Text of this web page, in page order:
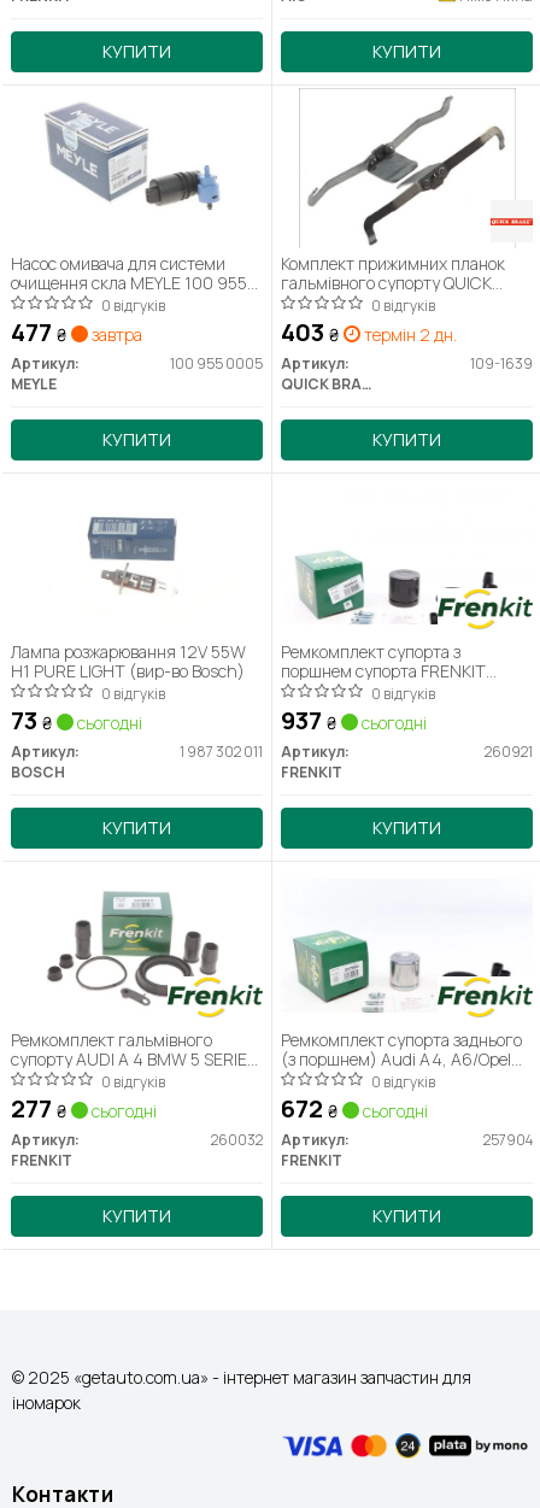
КУПИТИ КУПИТИ
Насос омивача для системи
очищення скла MEYLE 100 955
0005
0 відгуків
477 ₴ завтра
Артикул:
100 955 0005
MEYLE
КУПИТИ
Комплект прижимних планок
гальмівного супорту QUICK
BRAKE 109-1639
0 відгуків
403 ₴ термін 2 дн.
Артикул:
109-1639
QUICK BRAKE
КУПИТИ
Лампа розжарювання 12V 55W
H1 PURE LIGHT (вир-во Bosch)
0 відгуків
73 ₴ сьогодні
Артикул:
1 987 302 011
BOSCH
КУПИТИ
Ремкомплект супорта з
поршнем супорта FRENKIT
260921
0 відгуків
937 ₴ сьогодні
Артикул:
260921
FRENKIT
КУПИТИ
Ремкомплект гальмівного
супорту AUDI A 4 BMW 5 SERIES
(E-39, E-60, E61) 6 SERIES (E-
63,E-64),7 SERIE
0 відгуків
277 ₴ сьогодні
Артикул:
260032
FRENKIT
КУПИТИ
Ремкомплект супорта заднього
(з поршнем) Audi A4, A6/Opel
Astra H, G, Zafira/Toyota
Avensis/VW Passat (d=57mm)
(Ate) (257904) Frenkit
0 відгуків
672 ₴ сьогодні
Артикул:
257904
FRENKIT
КУПИТИ
© 2025 «getauto.com.ua» - інтернет магазин запчастин для
іномарок
Контакти